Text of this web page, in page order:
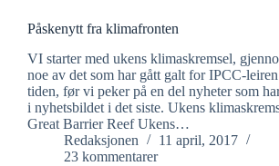
Påskenytt fra klimafronten
VI starter med ukens klimaskremsel,
noe av det som har gått galt for IPCC-
tiden, før vi peker på en del nyheter som
i nyhetsbildet i det siste. Ukens
Great Barrier Reef Ukens…
Redaksjonen
11 april, 2017
23 kommentarer